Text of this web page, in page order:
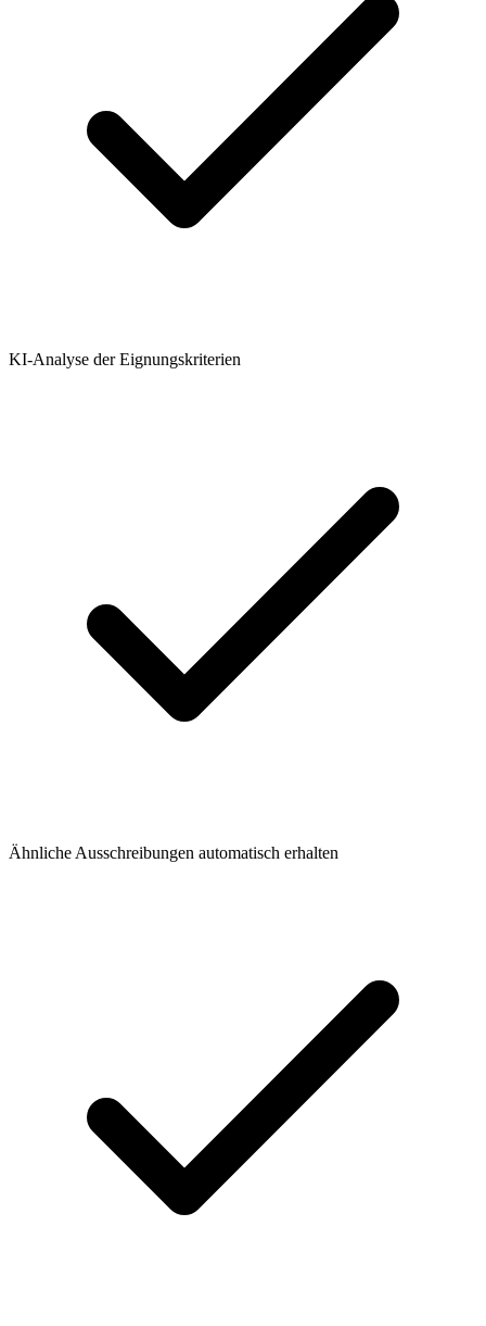
KI-Analyse der Eignungskriterien
Ähnliche Ausschreibungen automatisch erhalten